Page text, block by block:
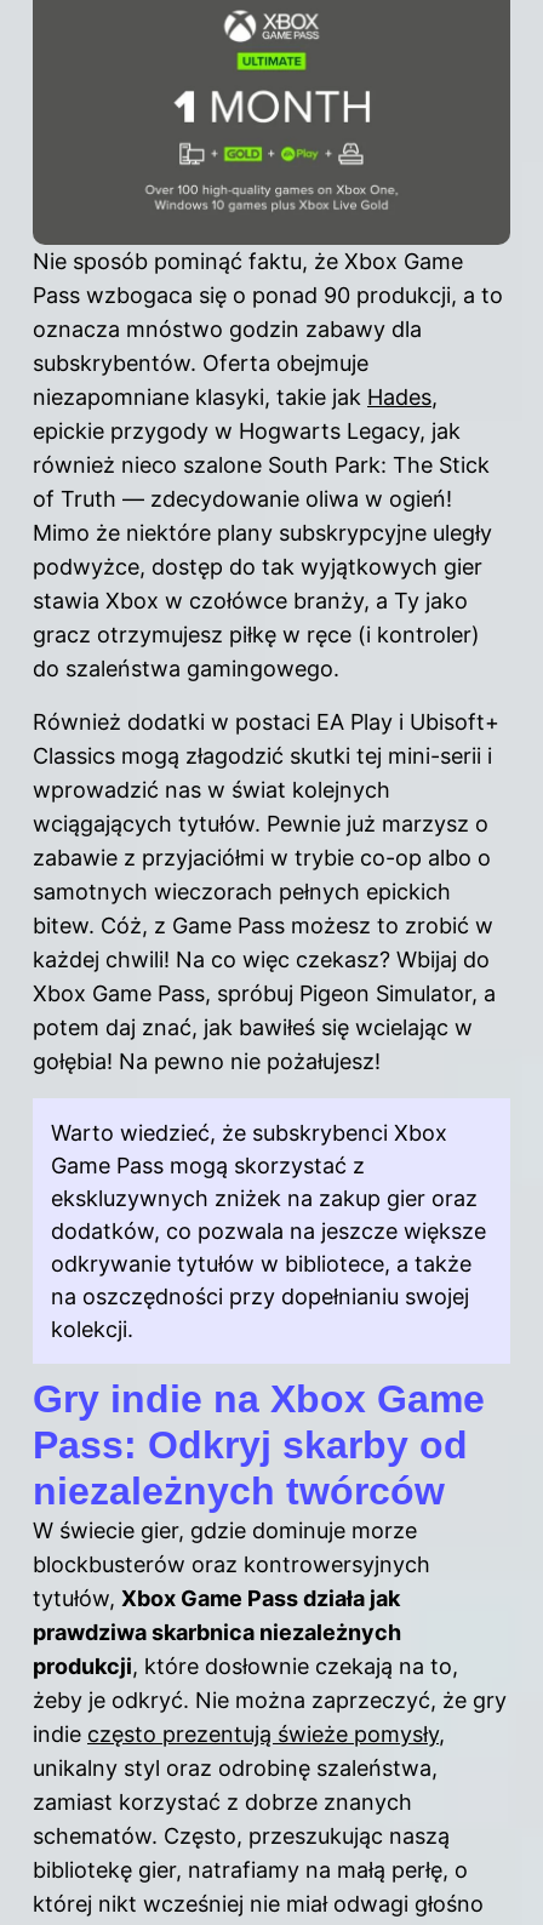
Nie sposób pominąć faktu, że Xbox Game
Pass wzbogaca się o ponad 90 produkcji, a to
oznacza mnóstwo godzin zabawy dla
subskrybentów. Oferta obejmuje
niezapomniane klasyki, takie jak Hades,
epickie przygody w Hogwarts Legacy, jak
również nieco szalone South Park: The Stick
of Truth — zdecydowanie oliwa w ogień!
Mimo że niektóre plany subskrypcyjne uległy
podwyżce, dostęp do tak wyjątkowych gier
stawia Xbox w czołówce branży, a Ty jako
gracz otrzymujesz piłkę w ręce (i kontroler)
do szaleństwa gamingowego.
Również dodatki w postaci EA Play i Ubisoft+
Classics mogą złagodzić skutki tej mini-serii i
wprowadzić nas w świat kolejnych
wciągających tytułów. Pewnie już marzysz o
zabawie z przyjaciółmi w trybie co-op albo o
samotnych wieczorach pełnych epickich
bitew. Cóż, z Game Pass możesz to zrobić w
każdej chwili! Na co więc czekasz? Wbijaj do
Xbox Game Pass, spróbuj Pigeon Simulator, a
potem daj znać, jak bawiłeś się wcielając w
gołębia! Na pewno nie pożałujesz!
Warto wiedzieć, że subskrybenci Xbox
Game Pass mogą skorzystać z
ekskluzywnych zniżek na zakup gier oraz
dodatków, co pozwala na jeszcze większe
odkrywanie tytułów w bibliotece, a także
na oszczędności przy dopełnianiu swojej
kolekcji.
Gry indie na Xbox Game
Pass: Odkryj skarby od
niezależnych twórców
W świecie gier, gdzie dominuje morze
blockbusterów oraz kontrowersyjnych
tytułów, Xbox Game Pass działa jak
prawdziwa skarbnica niezależnych
produkcji, które dosłownie czekają na to,
żeby je odkryć. Nie można zaprzeczyć, że gry
indie często prezentują świeże pomysły,
unikalny styl oraz odrobinę szaleństwa,
zamiast korzystać z dobrze znanych
schematów. Często, przeszukując naszą
bibliotekę gier, natrafiamy na małą perłę, o
której nikt wcześniej nie miał odwagi głośno